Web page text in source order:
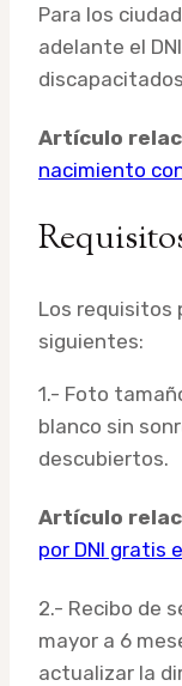
Para los
adelante el
Artículo
nacimiento
Los requisitos
siguientes:
1.- Foto
blanco sin
descubiertos.
Artículo
por DNI gratis
2.- Recibo de
mayor a 6
actualizar la